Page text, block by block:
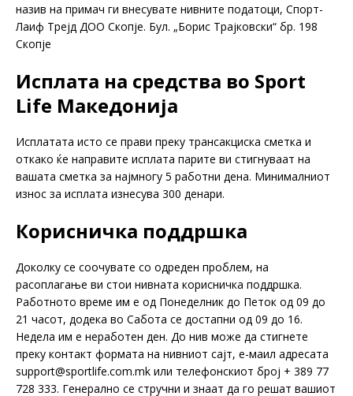
назив на примач ги внесувате нивните податоци, Спорт-
Лаиф Трејд ДОО Скопје. Бул. „Борис Трајковски“ бр. 198
Скопје
Исплата на средства во Sport
Life Македонија
Исплатата исто се прави преку трансакциска сметка и
откако ќе направите исплата парите ви стигнуваат на
вашата сметка за најмногу 5 работни дена. Минималниот
износ за исплата изнесува 300 денари.
Корисничка поддршка
Доколку се соочувате со одреден проблем, на
расоплагање ви стои нивната корисничка поддршка.
Работното време им е од Понеделник до Петок од 09 до
21 часот, додека во Сабота се достапни од 09 до 16.
Недела им е неработен ден. До нив може да стигнете
преку контакт формата на нивниот сајт, е-маил адресата
support@sportlife.com.mk или телефонскиот број + 389 77
728 333. Генерално се стручни и знаат да го решат вашиот